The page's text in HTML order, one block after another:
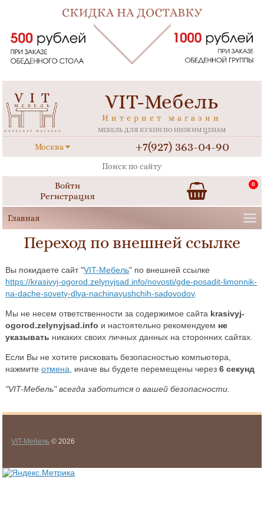
VIT-Мебель
Интернет магазин
МЕБЕЛЬ ДЛЯ КУХНИ ПО НИЗКИМ ЦЕНАМ
Москва +7(927) 363-04-90
Войти
Регистрация
0
Переход по внешней ссылке
Вы покидаете сайт "VIT-Мебель" по внешней ссылке
https://krasivyj-ogorod.zelynyjsad.info/novosti/gde-posadit-limonnik-
na-dache-sovety-dlya-nachinayushchih-sadovodov.
Мы не несем ответственности за содержимое сайта krasivyj-
ogorod.zelynyjsad.info и настоятельно рекомендуем не
указывать никаких своих личных данных на сторонних сайтах.
Если Вы не хотите рисковать безопасностью компьютера,
нажмитеотмена , иначе вы будете перемещены через5 секунд
"VIT-Мебель" всегда заботится о вашей безопасности.
VIT-Мебель © 2026